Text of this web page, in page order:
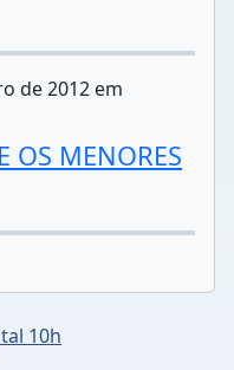
de 2012 em
OS MENORES
10h